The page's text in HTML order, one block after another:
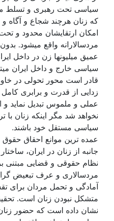
سياسی تحت رهبری و تسلط
کە زنان هرچند شجاع و آگاه و
امکان ارتقايشان محدود و
مردسالارانە واقع ميشود.
عميق ميليونها زن در داخل
سياسی خارج و داخل ايران
قادر است محور تحولی در
زدايی از قدرت و برابری
عملی و ملموس تبديل نمايد و
نخواهد شد مگر اينکە زنان با
سياسی مستقل خود باشند.
عمده ترين موانع احقاق
جانبه از زنان در ايران،
نظام حقوقی و قضايی مبتنی
مردسالاری و عرف تبعيض
آمادگی و تحمل مردان برای
متشکل نبودن زنان است.
نشان داده است که حضور